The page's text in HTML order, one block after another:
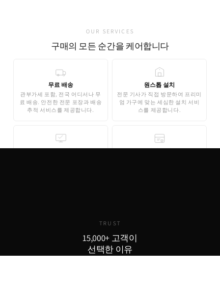
OUR SERVICES
구매의 모든 순간을 케어합니다
무료 배송
관부가세 포함, 전국 어디서나 무
료 배송. 안전한 전문 포장과 배송
추적 서비스를 제공합니다.
원스톱 설치
전문 기사가 직접 방문하여 프리미
엄 가구에 맞는 세심한 설치 서비
스를 제공합니다.
TRUST
15,000+ 고객이
선택한 이유